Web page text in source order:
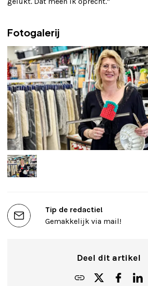
Fotogalerij
Tip de redactie!
Gemakkelijk via mail!
Deel dit artikel